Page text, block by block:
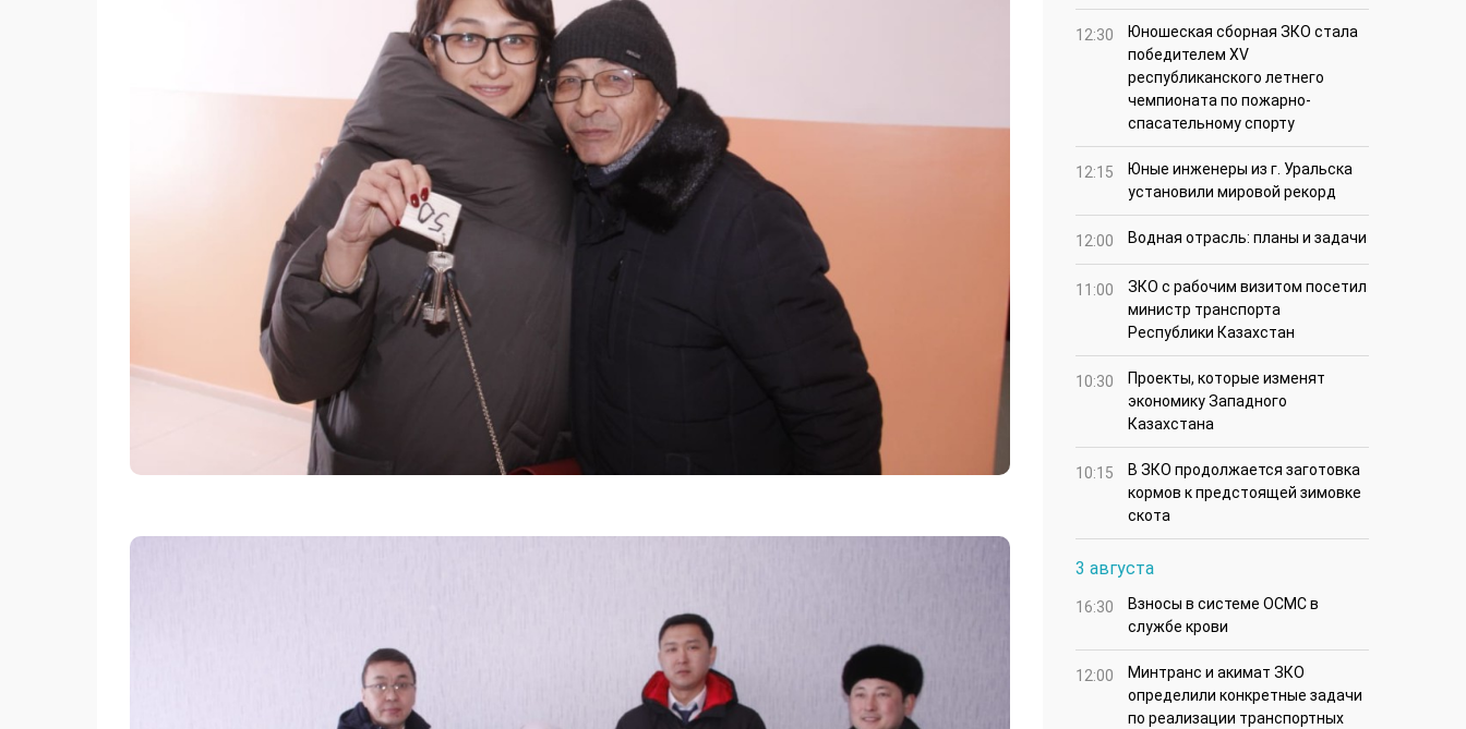
12:30
Юношеская сборная ЗКО стала
победителем XV
республиканского летнего
чемпионата по пожарно-
спасательному спорту
12:15
Юные инженеры из г. Уральска
установили мировой рекорд
12:00 Водная отрасль: планы и задачи
11:00
ЗКО с рабочим визитом посетил
министр транспорта
Республики Казахстан
10:30
Проекты, которые изменят
экономику Западного
Казахстана
10:15
В ЗКО продолжается заготовка
кормов к предстоящей зимовке
скота
3 августа
16:30
Взносы в системе ОСМС в
службе крови
12:00
Минтранс и акимат ЗКО
определили конкретные задачи
по реализации транспортных